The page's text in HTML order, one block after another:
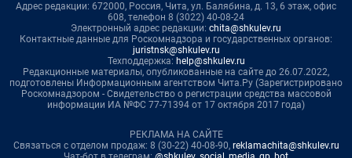
Адрес редакции: 672000, Россия, Чита, ул. Балябина, д. 13, 6 этаж, офис
608, телефон 8 (3022) 40-08-24
Электронный адрес редакции: chita@shkulev.ru
Контактные данные для Роскомнадзора и государственных органов:
juristnsk@shkulev.ru
Техподдержка: help@shkulev.ru
Редакционные материалы, опубликованные на сайте до 26.07.2022,
подготовлены Информационным агентством Чита.Ру (Зарегистрировано
Роскомнадзором - Свидетельство о регистрации средства массовой
информации ИА №ФС 77-71394 от 17 октября 2017 года)
РЕКЛАМА НА САЙТЕ
Связаться с отделом продаж: 8 (30-22) 40-08-90, reklamachita@shkulev.ru